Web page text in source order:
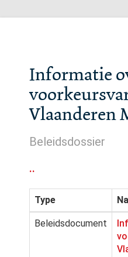
Informatie
Vlaanderen
Beleidsdossier
..
Type
Beleidsdocument